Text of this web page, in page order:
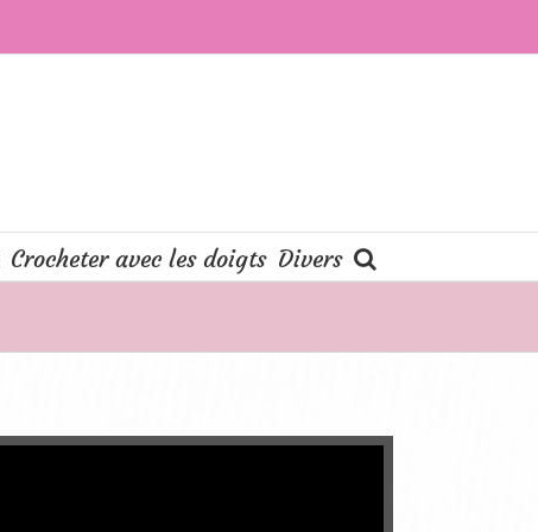
Crocheter avec les doigts Divers